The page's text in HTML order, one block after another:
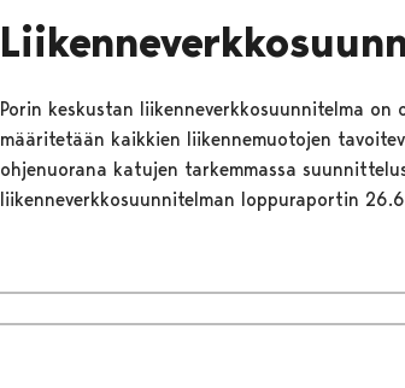
Porin keskustan liikenneverkkosuunnitelma
määritetään kaikkien liikennemuotojen
ohjenuorana katujen tarkemmassa
liikenneverkkosuunnitelman loppuraportin